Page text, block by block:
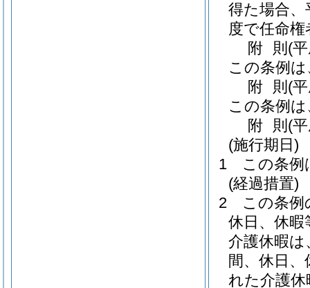
得た場合
度で任命
附 則 (
この条例
附 則 (
この条例
附 則 (
(施行期日)
1
この条例
(経過措置)
2
この条例
休日、休
介護休暇
間、休日
れた介護